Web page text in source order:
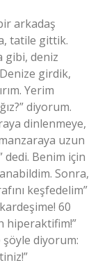
arkadaş
tatile gittik.
gibi, deniz
girdik,
Yerim
diyorum.
dinlenmeye,
uzun
dedi. Benim için
Sonra,
keşfedelim”
60
hiperaktifim!”
diyorum: